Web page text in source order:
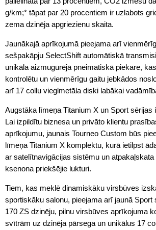
g/km;* tāpat par 20 procentiem ir uzlabots
zema dzinēja apgriezienu skaita.
Jaunākajā aprīkojumā pieejama arī
sešpakāpju SelectShift automātiskā
unikāla aizmugurējā pneimatiskā piekare,
kontrolētu un vienmērīgu gaitu jebkādos
arī 17 collu vieglmetāla diski labākai
Augstāka līmeņa Titanium X un Sport sērijas
Lai izpildītu biznesa un privāto klientu
aprīkojumu, jaunais Tourneo Custom būs
līmeņa Titanium X komplektu, kurā ietilpst
ar satelītnavigācijas sistēmu un
ksenona priekšējie lukturi.
Tiem, kas meklē dinamiskāku virsbūves
sportiskāku salonu, pieejama arī jaunā Sport
170 ZS dzinēju, pilnu virsbūves aprīkojuma
svītrām uz dzinēja pārsega un unikālus 17